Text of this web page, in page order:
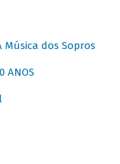
Música dos Sopros
ANOS